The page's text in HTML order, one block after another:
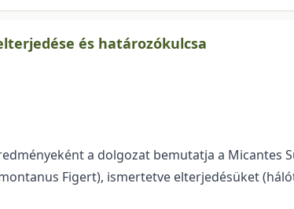
és határozókulcsa
a dolgozat bemutatja a Micantes
Figert), ismertetve elterjedésüket